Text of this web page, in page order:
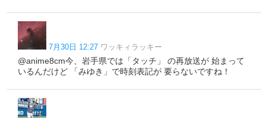
7月30日 12:27 ワッキィラッキー
@anime8cm今、岩手県では「タッチ」 の再放送が 始まって
いるんだけど 「みゆき」で時刻表記が 要らないですね！